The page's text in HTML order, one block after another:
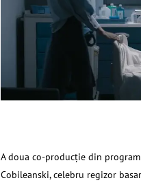
A doua co-producţie din program
Cobileanski, celebru regizor